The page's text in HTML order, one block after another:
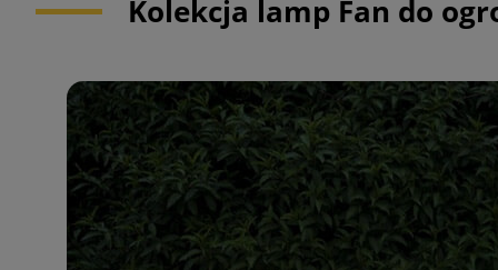
Kolekcja lamp Fan do